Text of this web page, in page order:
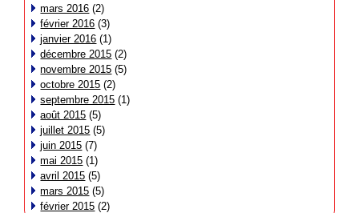
mars 2016 (2)
février 2016 (3)
janvier 2016 (1)
décembre 2015 (2)
novembre 2015 (5)
octobre 2015 (2)
septembre 2015 (1)
août 2015 (5)
juillet 2015 (5)
juin 2015 (7)
mai 2015 (1)
avril 2015 (5)
mars 2015 (5)
février 2015 (2)